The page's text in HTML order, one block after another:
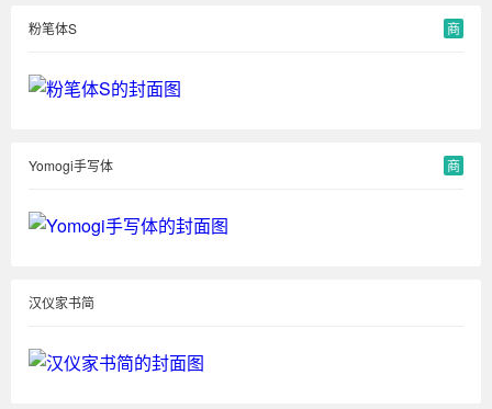
粉笔体S 商
Yomogi手写体 商
汉仪家书简